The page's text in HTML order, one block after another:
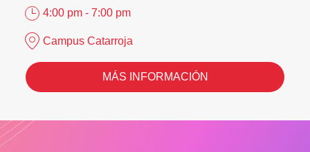
4:00 pm - 7:00 pm
Campus Catarroja
MÁS INFORMACIÓN